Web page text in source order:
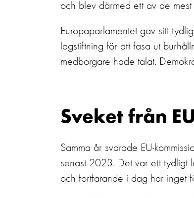
och blev därmed ett av de mest
Europaparlamentet gav sitt
lagstiftning för att fasa ut
medborgare hade talat.
Sveket från
Samma år svarade EU-
senast 2023. Det var ett tydligt
och fortfarande i dag har inget